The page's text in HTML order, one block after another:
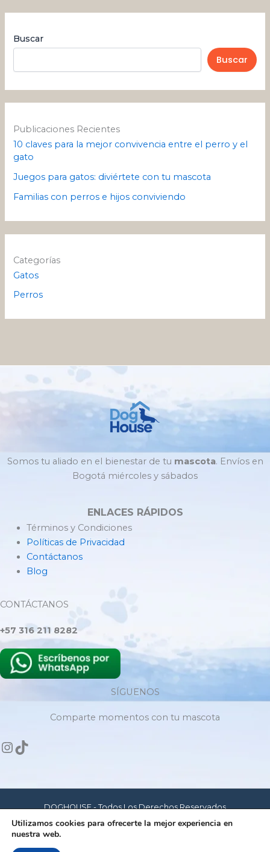
Buscar
Buscar
Publicaciones Recientes
10 claves para la mejor convivencia entre el perro y el
gato
Juegos para gatos: diviértete con tu mascota
Familias con perros e hijos conviviendo
Categorías
Gatos
Perros
Somos tu aliado en el bienestar de tu mascota. Envíos en
Bogotá miércoles y sábados
ENLACES RÁPIDOS
Términos y Condiciones
Políticas de Privacidad
Contáctanos
Blog
CONTÁCTANOS
+57 316 211 8282
SÍGUENOS
Comparte momentos con tu mascota
DOGHOUSE - Todos Los Derechos Reservados
Hecho con amor para mascotas felices
Utilizamos cookies para ofrecerte la mejor experiencia en
nuestra web.